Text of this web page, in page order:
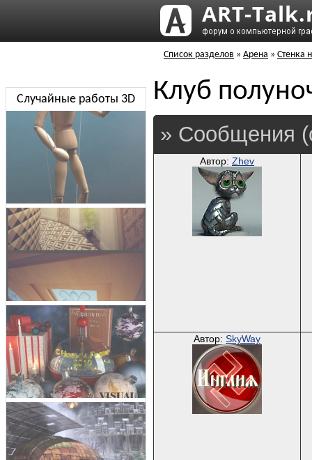
Список разделов » Арена » Стенка
Клуб
» Сообщения
Автор: Zhev
Автор: SkyWay
Случайные работы 3D